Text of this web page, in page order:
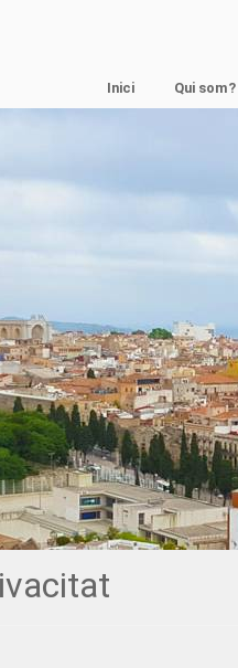
Inici Qui som?